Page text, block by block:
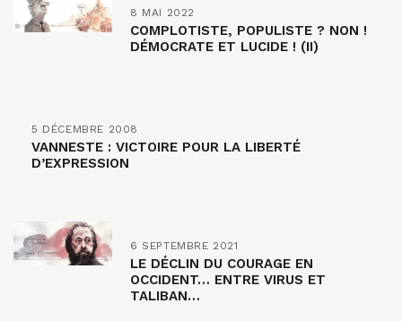
8 MAI 2022
COMPLOTISTE, POPULISTE ? NON !
DÉMOCRATE ET LUCIDE ! (II)
5 DÉCEMBRE 2008
VANNESTE : VICTOIRE POUR LA LIBERTÉ
D’EXPRESSION
6 SEPTEMBRE 2021
LE DÉCLIN DU COURAGE EN
OCCIDENT… ENTRE VIRUS ET
TALIBAN…